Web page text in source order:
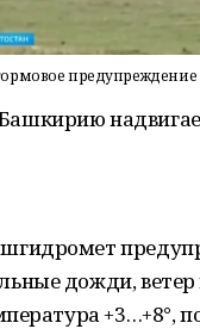
предупреждение
дожди,
+3…+8°,